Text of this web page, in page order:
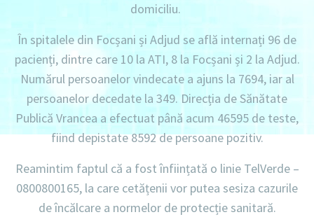
domiciliu.
În spitalele din Focșani și Adjud se află internați 96 de
pacienți, dintre care 10 la ATI, 8 la Focșani și 2 la Adjud.
Numărul persoanelor vindecate a ajuns la 7694,iar al
persoanelor decedate la 349. Direcția de Sănătate
Publică Vrancea a efectuat până acum 46595 de teste,
fiind depistate8592 de persoane pozitiv.
Reamintim faptul că a fost înființată o linie TelVerde –
0800800165, la care cetățenii vor putea sesiza cazurile
de încălcare a normelor de protecție sanitară.